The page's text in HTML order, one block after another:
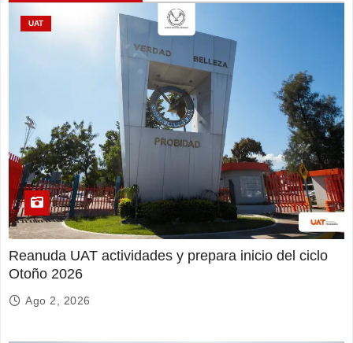
UAT
Reanuda UAT actividades y prepara inicio del ciclo
Otoño 2026
Ago 2, 2026